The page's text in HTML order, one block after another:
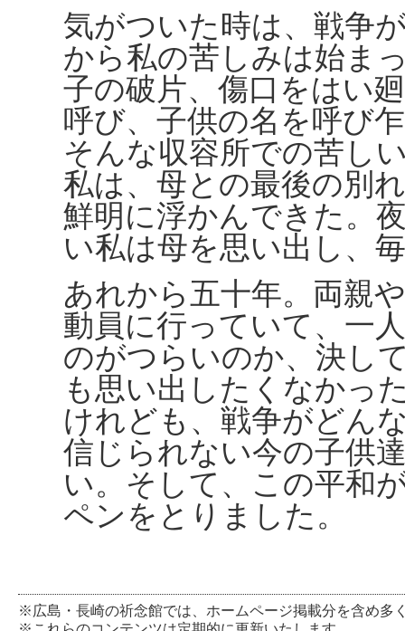
気がついた時は、戦争
から私の苦しみは始ま
子の破片、傷口をはい
呼び、子供の名を呼び
そんな収容所での苦し
私は、母との最後の別
鮮明に浮かんできた。
い私は母を思い出し、
あれから五十年。両親
動員に行っていて、一
のがつらいのか、決し
も思い出したくなかっ
けれども、戦争がどん
信じられない今の子供
い。そして、この平和
ペンをとりました。
※広島・長崎の祈念館では、ホームページ掲載分を含め多